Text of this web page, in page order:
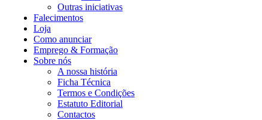
Outras iniciativas
Falecimentos
Loja
Como anunciar
Emprego & Formação
Sobre nós
A nossa história
Ficha Técnica
Termos e Condições
Estatuto Editorial
Contactos